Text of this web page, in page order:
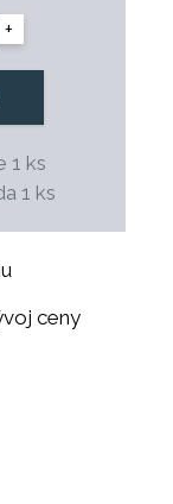
+
1 ks
1 ks
ceny